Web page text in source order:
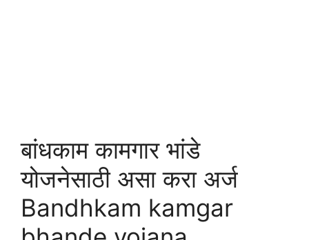
बांधकाम कामगार भांडे
योजनेसाठी असा करा अर्ज
Bandhkam kamgar